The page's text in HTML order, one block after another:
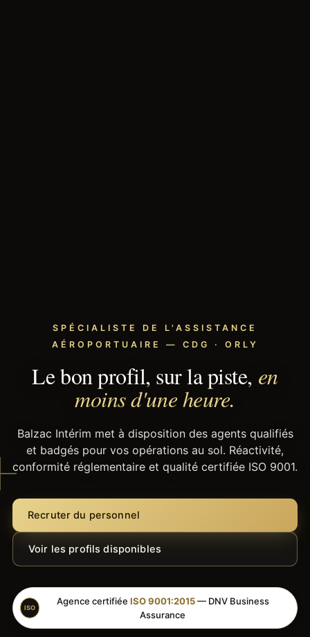
SPÉCIALISTE DE L'ASSISTANCE
AÉROPORTUAIRE — CDG · ORLY
Le bon profil, sur la piste, en
moins d'une heure.
Balzac Intérim met à disposition des agents qualifiés
et badgés pour vos opérations au sol. Réactivité,
conformité réglementaire et qualité certifiée ISO 9001.
Recruter du personnel
Voir les profils disponibles
ISO
Agence certifiée ISO 9001:2015— DNV Business
Assurance